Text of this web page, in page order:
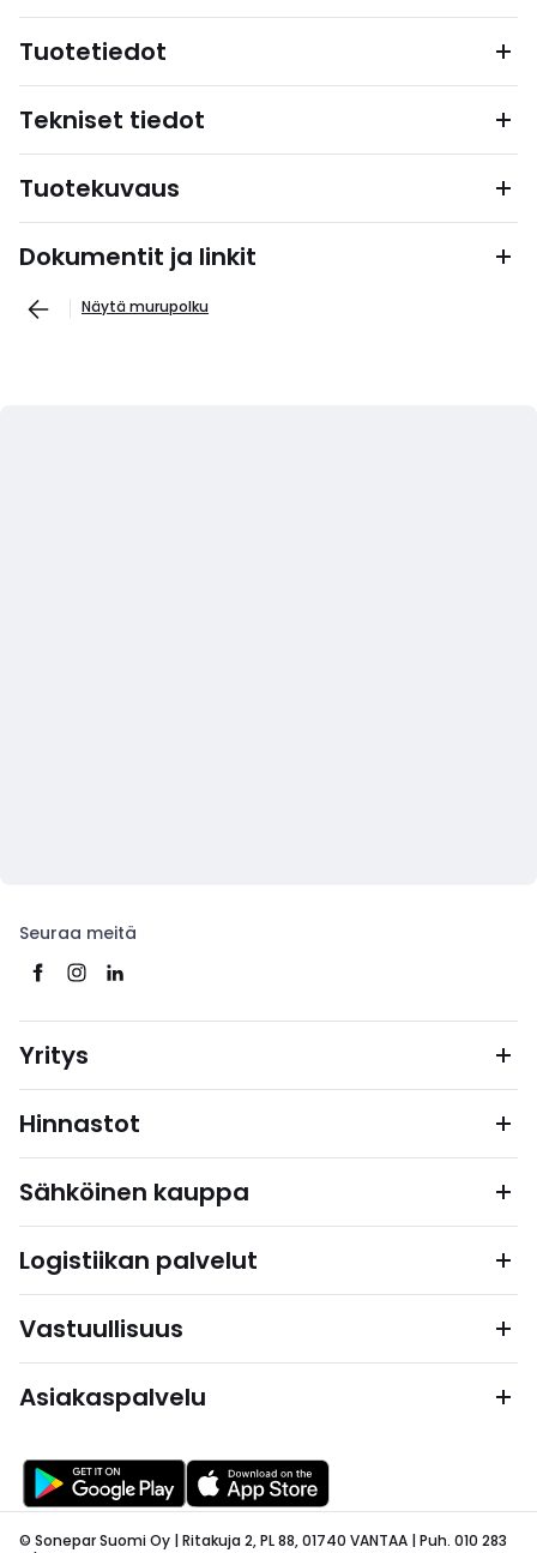
Tuotetiedot
Tekniset tiedot
Tuotekuvaus
Dokumentit ja linkit
Näytä murupolku
Seuraa meitä
Yritys
Hinnastot
Sähköinen kauppa
Logistiikan palvelut
Vastuullisuus
Asiakaspalvelu
© Sonepar Suomi Oy | Ritakuja 2, PL 88, 01740 VANTAA | Puh. 010 283